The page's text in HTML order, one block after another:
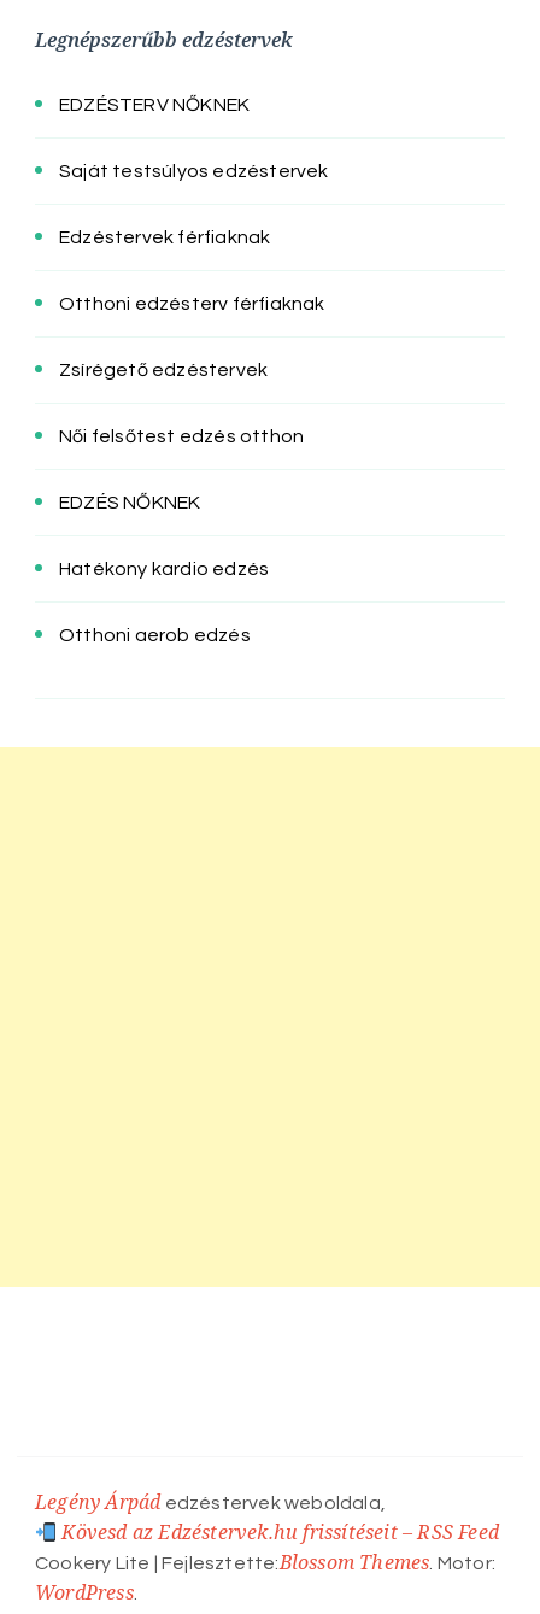
Legnépszerűbb edzéstervek
EDZÉSTERV NŐKNEK
Saját testsúlyos edzéstervek
Edzéstervek férfiaknak
Otthoni edzésterv férfiaknak
Zsírégető edzéstervek
Női felsőtest edzés otthon
EDZÉS NŐKNEK
Hatékony kardio edzés
Otthoni aerob edzés
Legény Árpád edzéstervek weboldala,
Kövesd az Edzéstervek.hu frissítéseit – RSS Feed
Cookery Lite | Fejlesztette:Blossom Themes . Motor:
WordPress.